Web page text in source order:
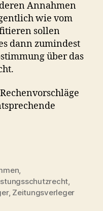
Annahmen
wie vom
sollen
dann zumindest
über das
, Zeitungsverleger